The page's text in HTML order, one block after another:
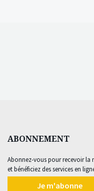
ABONNEMENT
Abonnez-vous pour recevoir la
et bénéficiez des services en
Je m'abonne